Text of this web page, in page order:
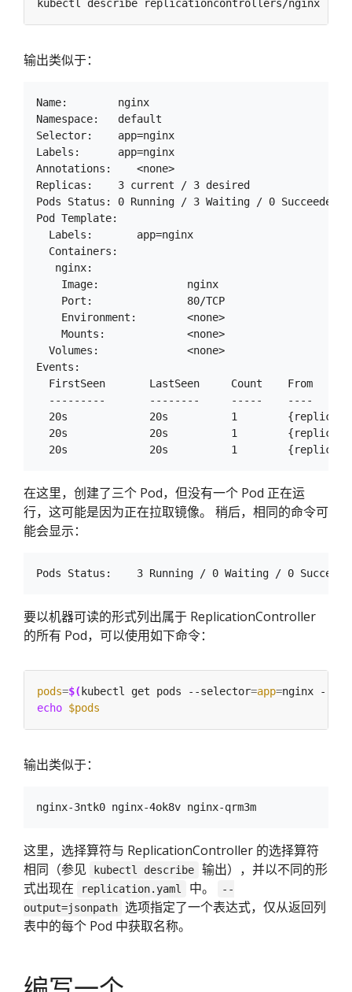
输出类似于：
Name:        nginx
Namespace:   default
Selector:    app=nginx
Labels:      app=nginx
Annotations:    <none>
Replicas:    3 current / 3 desired
Pods Status: 0 Running / 3 Waiting / 0 Succeeded
Pod Template:
  Labels:       app=nginx
  Containers:
   nginx:
    Image:              nginx
    Port:               80/TCP
    Environment:        <none>
    Mounts:             <none>
  Volumes:              <none>
Events:
FirstSeen       LastSeen     Count    From
---------       --------     -----    ----
20s             20s          1
20s             20s          1
在这里，创建了三个 Pod，但没有一个 Pod 正在运
行，这可能是因为正在拉取镜像。 稍后，相同的命令可
能会显示：
要以机器可读的形式列出属于 ReplicationController
的所有 Pod，可以使用如下命令：
pods=$( kubectl get pods --selector=app=nginx --
echo $pods
输出类似于：
这里，选择算符与 ReplicationController 的选择算符
相同（参见
kubectl describe
输出），并以不同的形
式出现在
replication.yaml 中。
--
output=jsonpath 选项指定了一个表达式，仅从返回列
表中的每个 Pod 中获取名称。